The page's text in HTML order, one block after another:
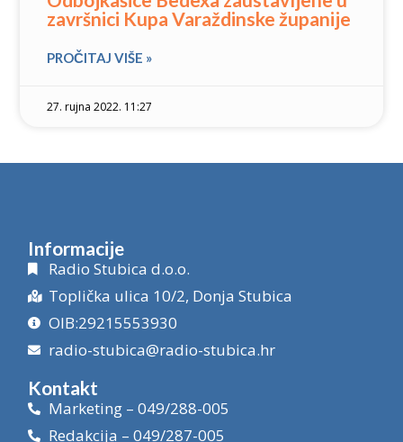
završnici Kupa Varaždinske županije
PROČITAJ VIŠE »
27. rujna 2022. 11:27
Informacije
Radio Stubica d.o.o.
Toplička ulica 10/2, Donja Stubica
OIB:29215553930
radio-stubica@radio-stubica.hr
Kontakt
Marketing – 049/288-005
Redakcija – 049/287-005